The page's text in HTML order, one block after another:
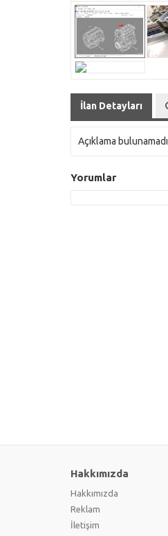
İlan Detayları
Açıklama bulunamadı
Yorumlar
Hakkımızda
Hakkımızda
Reklam
İletişim